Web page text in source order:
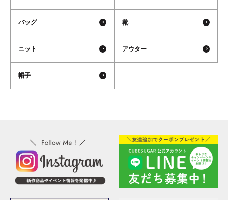
バッグ 靴
ニット アウター
帽子